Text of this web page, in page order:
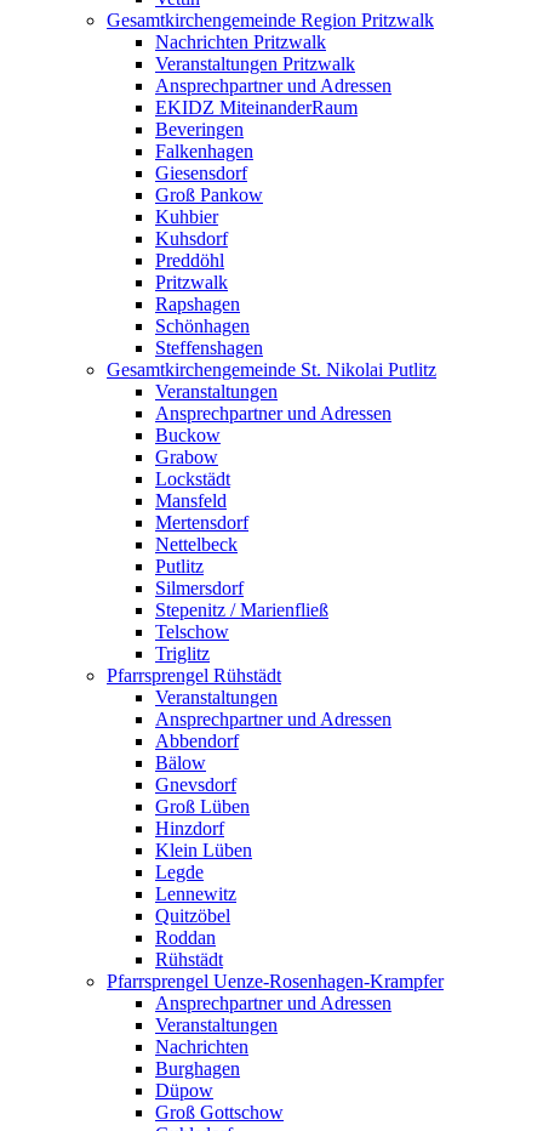
Gesamtkirchengemeinde Region Pritzwalk
Nachrichten Pritzwalk
Veranstaltungen Pritzwalk
Ansprechpartner und Adressen
EKIDZ MiteinanderRaum
Beveringen
Falkenhagen
Giesensdorf
Groß Pankow
Kuhbier
Kuhsdorf
Preddöhl
Pritzwalk
Rapshagen
Schönhagen
Steffenshagen
Gesamtkirchengemeinde St. Nikolai Putlitz
Veranstaltungen
Ansprechpartner und Adressen
Buckow
Grabow
Lockstädt
Mansfeld
Mertensdorf
Nettelbeck
Putlitz
Silmersdorf
Stepenitz / Marienfließ
Telschow
Triglitz
Pfarrsprengel Rühstädt
Veranstaltungen
Ansprechpartner und Adressen
Abbendorf
Bälow
Gnevsdorf
Groß Lüben
Hinzdorf
Klein Lüben
Legde
Lennewitz
Quitzöbel
Roddan
Rühstädt
Pfarrsprengel Uenze-Rosenhagen-Krampfer
Ansprechpartner und Adressen
Veranstaltungen
Nachrichten
Burghagen
Düpow
Groß Gottschow